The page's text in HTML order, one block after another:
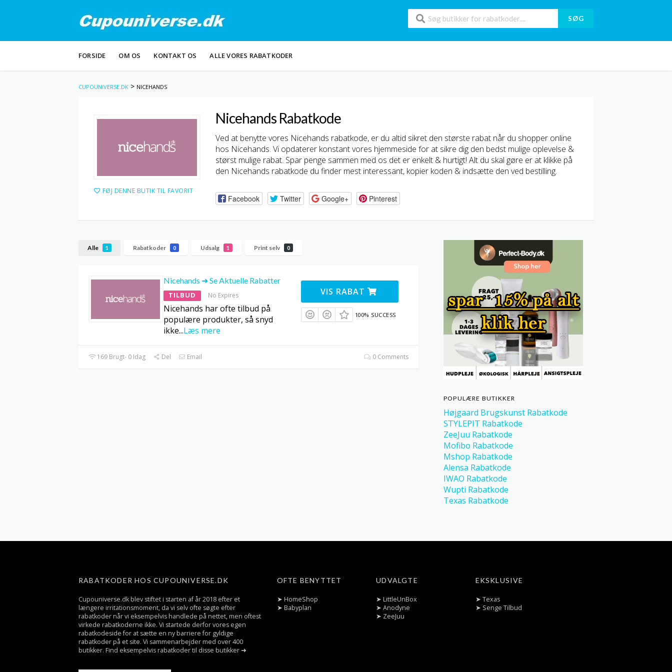
SØG
to
FORSIDE OM OS KONTAKT OS ALLE VORES RABATKODER
CUPOUNIVERSE.DK > NICEHANDS
FØJ DENNE BUTIK TIL FAVORIT
Nicehands Rabatkode
Ved at benytte vores Nicehands rabatkode, er du altid sikret den største rabat når du shopper online
hos Nicehands. Vi opdaterer konstant vores hjemmeside for at sikre dig den bedst mulige oplevelse &
størst mulige rabat. Spar penge sammen med os det er enkelt & hurtigt! Alt du skal gøre er at klikke på
den Nicehands rabatkode du finder mest interessant, kopier koden & indsætte den ved bestilling.
Facebook Twitter Google+ Pinterest
Alle 1 Rabatkoder 0 Udsalg 1 Print selv 0
Nicehands ➜ Se Aktuelle Rabatter
TILBUD No Expires
Nicehands har ofte tilbud på
populære produkter, så snyd
ikke...Læs mere
VIS RABAT
100% SUCCESS
169 Brugt- 0 Idag Del Email 0 Comments
POPULÆRE BUTIKKER
Højgaard Brugskunst Rabatkode
STYLEPIT Rabatkode
ZeeJuu Rabatkode
Mofibo Rabatkode
Mshop Rabatkode
Alensa Rabatkode
IWAO Rabatkode
Wupti Rabatkode
Texas Rabatkode
RABATKODER HOS CUPOUNIVERSE.DK
Cupouniverse.dk blev stiftet i starten af år 2018 efter et
længere irritationsmoment, da vi selv ofte søgte efter
rabatkoder når vi eksempelvis handlede på nettet, men oftest
virkede rabatkoderne ikke. Vi startede derfor vores egen
rabatkodeside for at sætte en ny barriere for gyldige
rabatkoder på et site. Vi sammenarbejder med over 400
butikker. Find eksempelvis rabatkoder til disse butikker ➜
OFTE BENYTTET
➤ HomeShop
➤ Babyplan
UDVALGTE
➤ LittleUnBox
➤Anodyne
➤ ZeeJuu
EKSKLUSIVE
➤ Texas
➤ Senge Tilbud